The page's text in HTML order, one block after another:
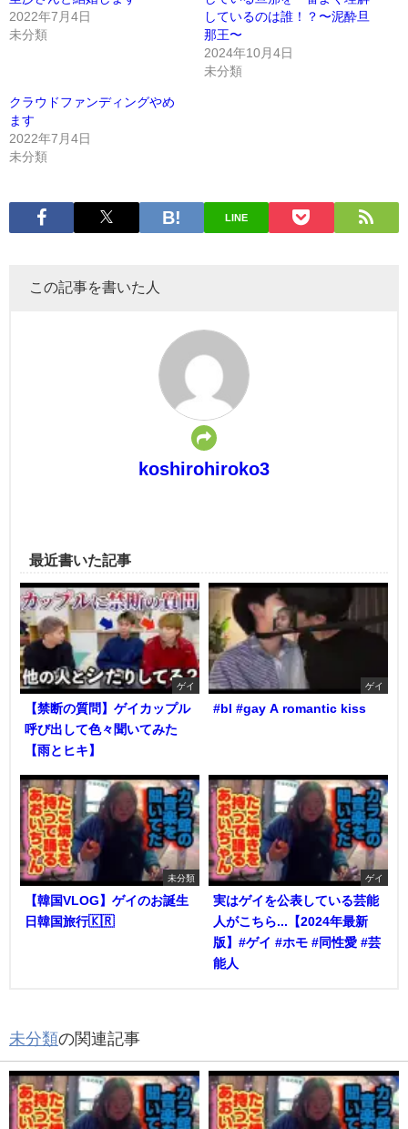
2022年7月4日
未分類
しているのは誰！？〜泥酔旦
那王〜
2024年10月4日
未分類
クラウドファンディングやめ
ます
2022年7月4日
未分類
LINE
この記事を書いた人
koshirohiroko3
最近書いた記事
ゲイ
【禁断の質問】ゲイカップル
呼び出して色々聞いてみた
【雨とヒキ】
ゲイ
#bl #gay A romantic kiss
未分類
【韓国VLOG】ゲイのお誕生
日韓国旅行🇰🇷
ゲイ
実はゲイを公表している芸能
人がこちら...【2024年最新
版】#ゲイ #ホモ #同性愛 #芸
能人
未分類の関連記事